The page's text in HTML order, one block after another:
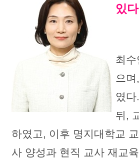
있
최
으
였
뒤,
하였고, 이후 명지대학교
사 양성과 현직 교사 재교